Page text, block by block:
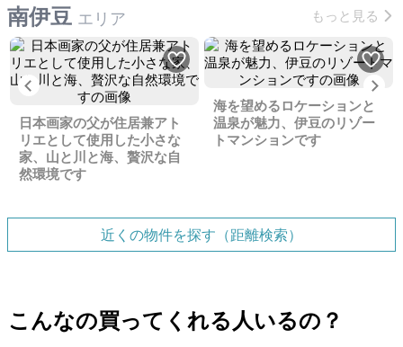
南伊豆 エリア もっと見る
Previous
日本画家の父が住居兼アト
リエとして使用した小さな
家、山と川と海、贅沢な自
然環境です
海を望めるロケーションと
温泉が魅力、伊豆のリゾー
トマンションです
近くの物件を探す（距離検索）
こんなの買ってくれる人いるの？